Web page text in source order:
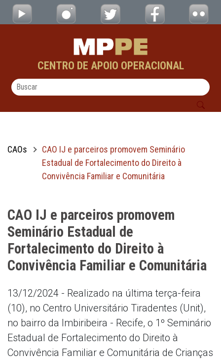
Pular para o Conteúdo principal
CAO IJ e parceiros promovem Seminário
CENTRO DE APOIO OPERACIONAL
CAOs
CAO IJ e parceiros promovem Seminário
Estadual de Fortalecimento do Direito à
Convivência Familiar e Comunitária
CAO IJ e parceiros promovem
Seminário Estadual de
Fortalecimento do Direito à
Convivência Familiar e Comunitária
13/12/2024 - Realizado na última terça-feira
(10), no Centro Universitário Tiradentes (Unit),
no bairro da Imbiribeira - Recife, o 1º Seminário
Estadual de Fortalecimento do Direito à
Convivência Familiar e Comunitária de Crianças